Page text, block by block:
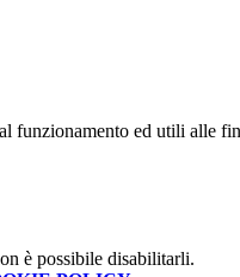
funzionamento ed utili alle
è possibile disabilitarli.